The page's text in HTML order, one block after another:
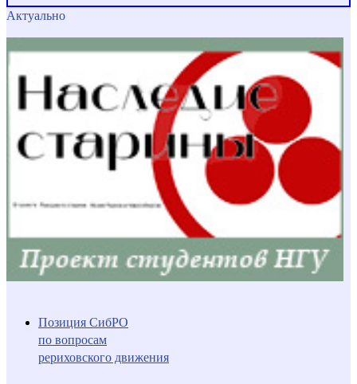
Актуально
Позиция СибРО
по вопросам
рериховского движения